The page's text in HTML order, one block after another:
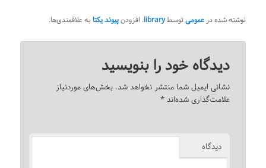
نوشته شده درعمومیتوسطlibrary. افزودنپیوند یکتا به علاقمندی‌ها.
دیدگاه خود را بنویسید
نشانی ایمیل شما منتشر نخواهد شد. بخش‌های موردنیاز
علامت‌گذاری شده‌اند*
دیدگاه